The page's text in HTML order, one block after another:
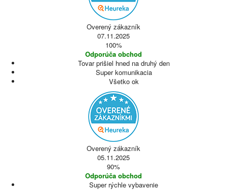
Overený zákazník
07.11.2025
100%
Odporúča obchod
Tovar prišiel hned na druhý den
Super komunikacia
Všetko ok
Overený zákazník
05.11.2025
90%
Odporúča obchod
Super rýchle vybavenie